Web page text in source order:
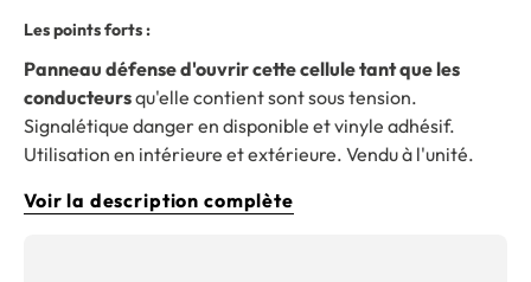
Les points forts :
Panneau défense d'ouvrir cette cellule tant que les
conducteursqu'elle contient sont sous tension.
Signalétique danger en disponible et vinyle adhésif.
Utilisation en intérieure et extérieure. Vendu à l'unité.
Voir la description complète